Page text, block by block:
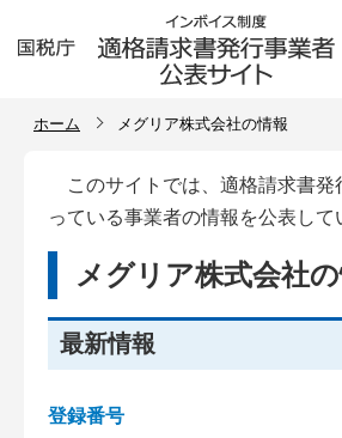
ホーム メグリア株式会社の情報
このサイトでは、適格請求書
っている事業者の情報を公表して
メグリア株式会社
最新情報
登録番号